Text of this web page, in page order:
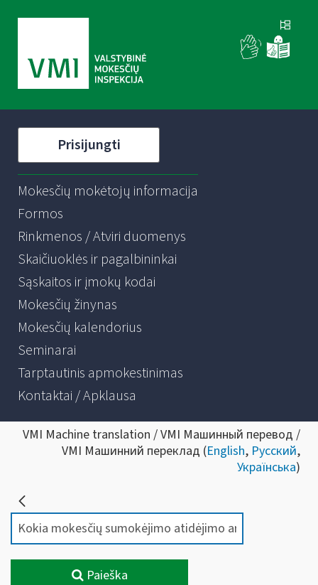
Prisijungti
Mokesčių mokėtojų informacija
Formos
Rinkmenos / Atviri duomenys
Skaičiuoklės ir pagalbininkai
Sąskaitos ir įmokų kodai
Mokesčių žinynas
Mokesčių kalendorius
Seminarai
Tarptautinis apmokestinimas
Kontaktai / Apklausa
VMI Machine translation / VMI Машинный перевод /
VMI Машинний переклад (English, Русский,
Українська)
Paieška